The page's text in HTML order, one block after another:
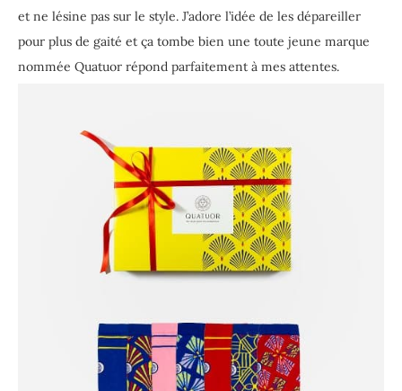
et ne lésine pas sur le style. J’adore l’idée de les dépareiller
pour plus de gaité et ça tombe bien une toute jeune marque
nommée Quatuor répond parfaitement à mes attentes.